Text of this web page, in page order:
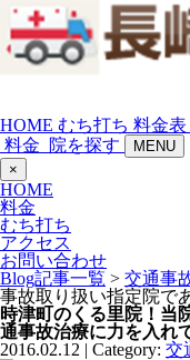
HOME むち打ち 料金表
料金
院を探す
MENU
×
HOME
料金
むち打ち
アクセス
お問い合わせ
Blog記事一覧 > 交通事
事故取り扱い指定院で
時津町のくる里院！当
通事故治療に力を入れ
2016.02.12 | Category: 交